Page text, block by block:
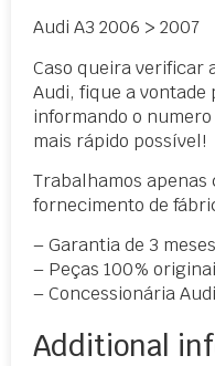
Audi A3 2006 > 2007
Caso queira verificar
Audi, fique a
informando o
mais rápido possível!
Trabalhamos apenas
fornecimento de
– Garantia de 3
– Peças 100%
– Concessionária
Additional